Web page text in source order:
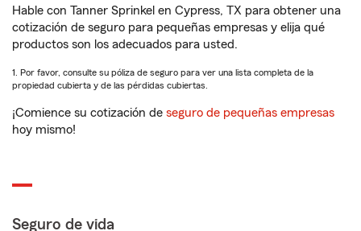
Hable con Tanner Sprinkel en Cypress, TX para obtener una
cotización de seguro para pequeñas empresas y elija qué
productos son los adecuados para usted.
1. Por favor, consulte su póliza de seguro para ver una lista completa de la
propiedad cubierta y de las pérdidas cubiertas.
¡Comience su cotización de seguro de pequeñas empresas
hoy mismo!
Seguro de vida